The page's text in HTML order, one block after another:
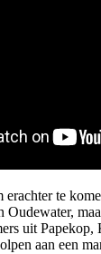
te
Oudewater,
uit
aan een